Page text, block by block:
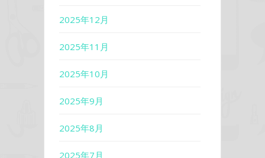
2025年12月
2025年11月
2025年10月
2025年9月
2025年8月
2025年7月